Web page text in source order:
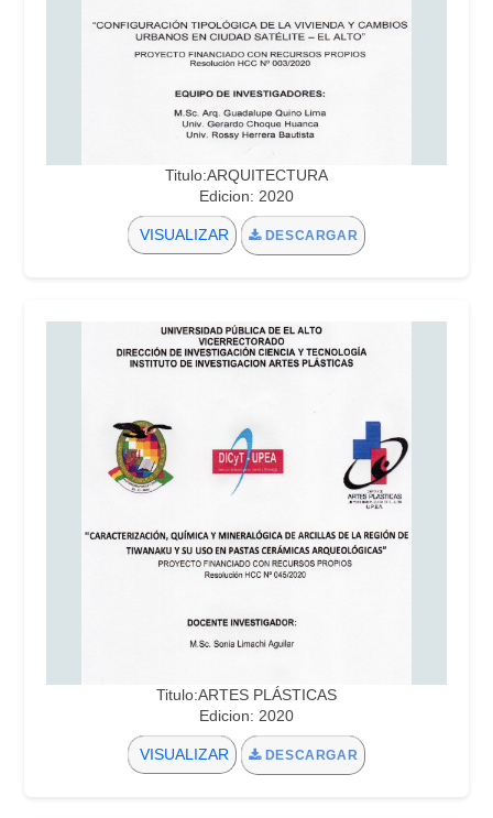
Titulo:ARQUITECTURA
Edicion: 2020
VISUALIZAR DESCARGAR
Titulo:ARTES PLÁSTICAS
Edicion: 2020
VISUALIZAR DESCARGAR